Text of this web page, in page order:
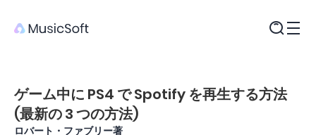
ゲーム中に PS4 で Spotify を再生する方法
(最新の 3 つの方法)
ロバート・ファブリー著